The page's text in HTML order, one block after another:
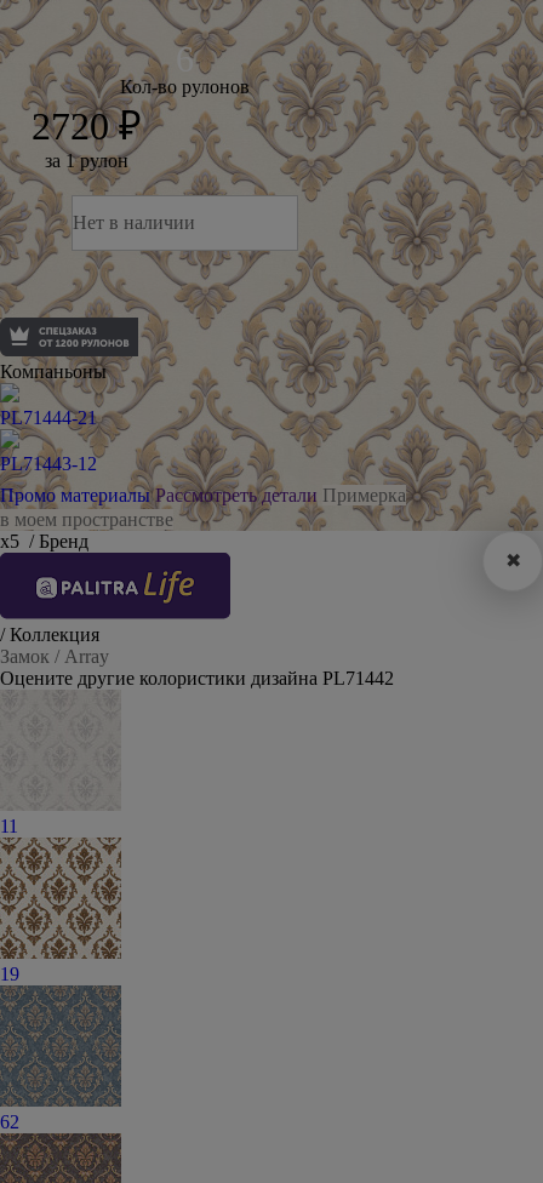
Кол-во рулонов
2720 ₽
за 1 рулон
Нет в наличии
Компаньоны
PL71444-21
PL71443-12
Промо материалы Рассмотреть детали Примерка
в моем пространстве
х5
✖
/ Бренд
/ Коллекция
Замок / Array
Оцените другие колористики дизайна PL71442
11
19
62